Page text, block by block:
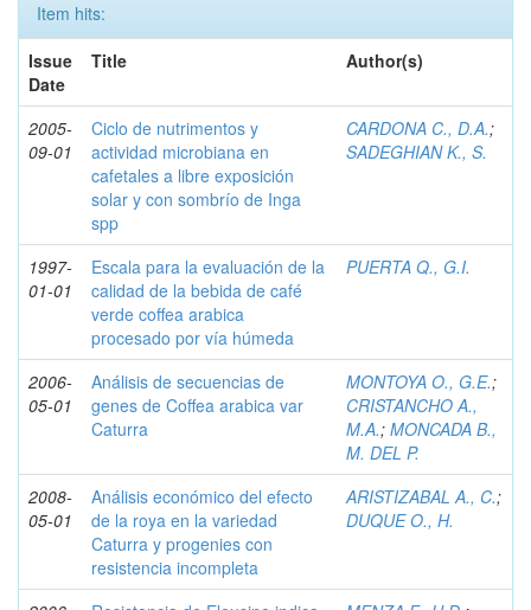
Item hits:
Issue
Date
Title Author(s)
2005-
09-01
Ciclo de nutrimentos y
actividad microbiana en
cafetales a libre exposición
solar y con sombrío de Inga
spp
CARDONA C., D.A.;
SADEGHIAN K., S.
1997-
01-01
Escala para la evaluación de la
calidad de la bebida de café
verde coffea arabica
procesado por vía húmeda
PUERTA Q., G.I.
2006-
05-01
Análisis de secuencias de
genes de Coffea arabica var
Caturra
MONTOYA O., G.E.;
CRISTANCHO A.,
M.A.; MONCADA B.,
M. DEL P.
2008-
05-01
Análisis económico del efecto
de la roya en la variedad
Caturra y progenies con
resistencia incompleta
ARISTIZABAL A., C.;
DUQUE O., H.